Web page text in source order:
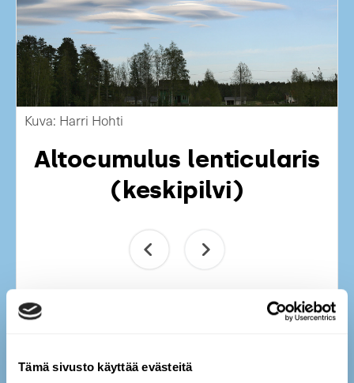
Tämä sivusto käyttää evästeitä
Kuva: Harri Hohti
Altocumulus lenticularis
(keskipilvi)
Mantelimainen pilvi
yleensä pohjois- tai luoteistuulella.